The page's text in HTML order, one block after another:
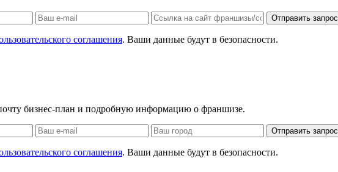
Отправить запрос
соглашения. Ваши данные будут в безопасности.
бизнес-план и подробную информацию о франшизе.
Отправить запрос
соглашения. Ваши данные будут в безопасности.